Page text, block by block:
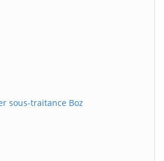
sous-traitance Boz